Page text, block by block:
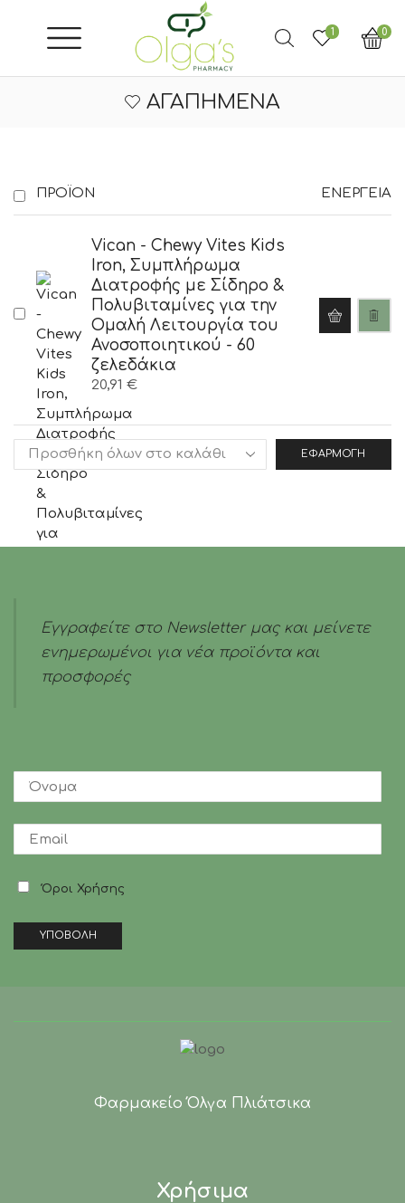
1 0
ΑΓΑΠΗΜΈΝΑ
ΠΡΟΪΌΝ ΕΝΈΡΓΕΙΑ
Vican - Chewy Vites Kids
Iron, Συμπλήρωμα
Διατροφής με Σίδηρο &
Πολυβιταμίνες για την
Ομαλή Λειτουργία του
Ανοσοποιητικού - 60
ζελεδάκια
20,91 €
ΕΦΑΡΜΟΓΉ
Εγγραφείτε στο Newsletter μας και μείνετε
ενημερωμένοι για νέα προϊόντα και
προσφορές
Όροι Χρήσης
Φαρμακείο Όλγα Πλιάτσικα
Χρήσιμα